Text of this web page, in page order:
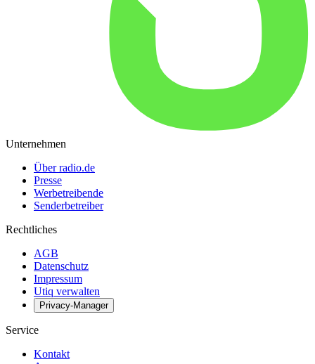
Unternehmen
Über radio.de
Presse
Werbetreibende
Senderbetreiber
Rechtliches
AGB
Datenschutz
Impressum
Utiq verwalten
Privacy-Manager
Service
Kontakt